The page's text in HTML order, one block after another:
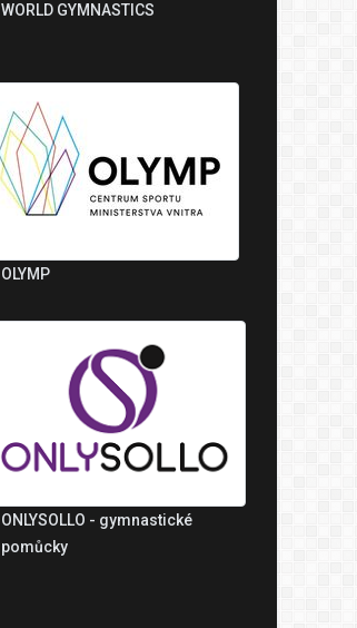
WORLD GYMNASTICS
OLYMP
ONLYSOLLO - gymnastické
pomůcky